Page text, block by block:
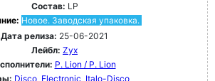
Состав: LP
Новое. Заводская упаковка.
Дата релиза: 25-06-2021
Лейбл: Zyx
P. Lion / P. Lion
Disco Electronic Italo-Disco